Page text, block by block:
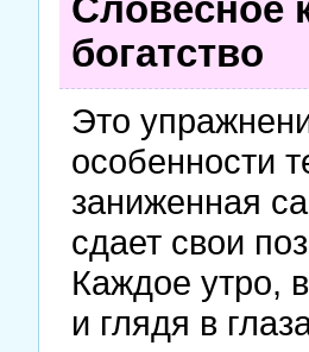
Словесное
богатство
Это
особенности
заниженная
сдает свои
Каждое утро,
и глядя в